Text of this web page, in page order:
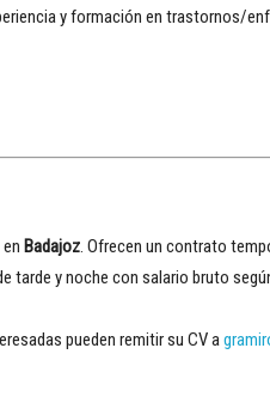
y formación en trastornos/
Badajoz . Ofrecen un contrato
y noche con salario bruto
pueden remitir su CV a